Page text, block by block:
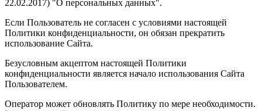
22.02.2017) "О персональных данных".
Если Пользователь не согласен с условиями настоящей
Политики конфиденциальности, он обязан прекратить
использование Сайта.
Безусловным акцептом настоящей Политики
конфиденциальности является начало использования Сайта
Пользователем.
Оператор может обновлять Политику по мере необходимости.